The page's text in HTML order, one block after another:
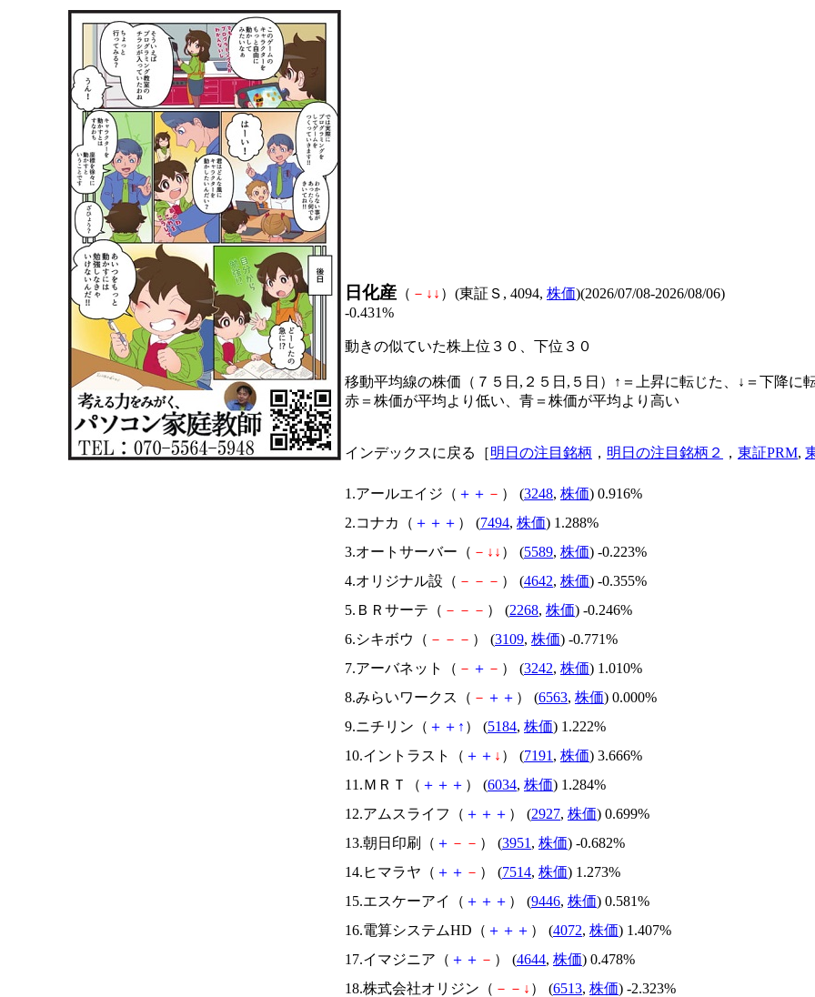
日化産 （ － ↓ ↓ ）(東証Ｓ, 4094, 株価)(2026/07/08-2026/08/06)
-0.431%
動きの似ていた株上位３０、下位３０
移動平均線の株価（７５日,２５日,５日）↑＝上昇に転じた、↓＝下降に
赤＝株価が平均より低い、青＝株価が平均より高い
インデックスに戻る［明日の注目銘柄 ， 明日の注目銘柄２ ， 東証PRM,
1.アールエイジ（ ＋ ＋ － ） (3248, 株価) 0.916%
2.コナカ（ ＋ ＋ ＋ ） (7494, 株価) 1.288%
3.オートサーバー（ － ↓ ↓ ） (5589, 株価) -0.223%
4.オリジナル設（ － － － ） (4642, 株価) -0.355%
5.ＢＲサーテ（ － － － ） (2268, 株価) -0.246%
6.シキボウ（ － － － ） (3109, 株価) -0.771%
7.アーバネット（ － ＋ － ） (3242, 株価) 1.010%
8.みらいワークス（ － ＋ ＋ ） (6563, 株価) 0.000%
9.ニチリン（ ＋ ＋ ↑ ） (5184, 株価) 1.222%
10.イントラスト（ ＋ ＋ ↓ ） (7191 , 株価) 3.666%
11.ＭＲＴ（ ＋ ＋ ＋ ） (6034, 株価) 1.284%
12.アムスライフ（ ＋ ＋ ＋ ） (2927, 株価) 0.699%
13.朝日印刷（ ＋ － － ） (3951 , 株価) -0.682%
14.ヒマラヤ（ ＋ ＋ － ） (7514, 株価) 1.273%
15.エスケーアイ（ ＋ ＋ ＋ ） (9446, 株価) 0.581%
16.電算システムHD（ ＋ ＋ ＋ ） (4072, 株価) 1.407%
17.イマジニア（ ＋ ＋ － ） (4644, 株価) 0.478%
18.株式会社オリジン（ － － ↓ ） (6513, 株価) -2.323%